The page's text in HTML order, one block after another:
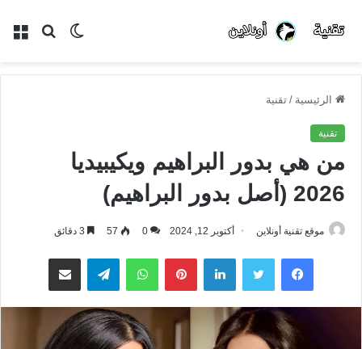
بحث الوضع
الرئيسية / تقنية
تقنية
من هي بدور البراهيم ويكيبيديا
2026 (أصل بدور البراهيم)
موقع تقنية أونلاين أكتوبر 12, 2024 0
57
فيسبوك تويتر لينكدإن بينتيريستواتساب تيلقرام مشاركة عبر البريد